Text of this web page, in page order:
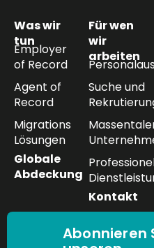
Was wir
tun
Employer
of Record
Agent of
Record
Migrations
Lösungen
Globale
Abdeckung
Für wen
wir
arbeiten
Suche und
Kontakt
Abonnieren